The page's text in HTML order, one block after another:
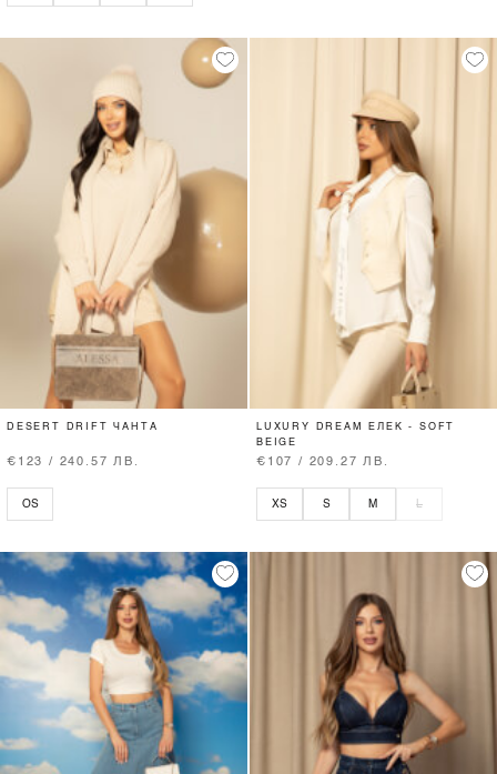
DESERT DRIFT ЧАНТА
€123 / 240.57 ЛВ.
OS
LUXURY DREAM ЕЛЕК - SOFT
BEIGE
€107 / 209.27 ЛВ.
XS S M L